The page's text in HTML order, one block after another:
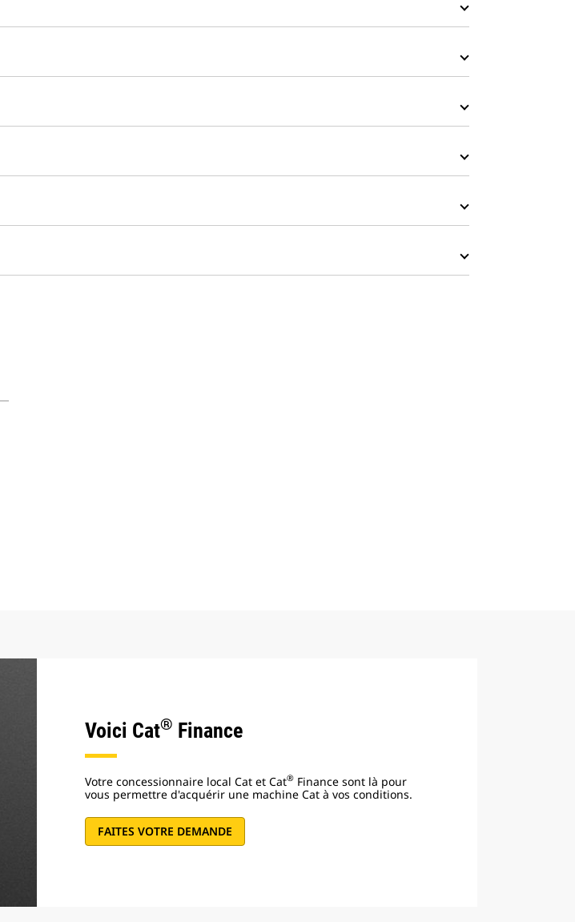
Voici Cat® Finance
Votre concessionnaire local Cat et Cat® Finance sont là pour
vous permettre d'acquérir une machine Cat à vos conditions.
FAITES VOTRE DEMANDE